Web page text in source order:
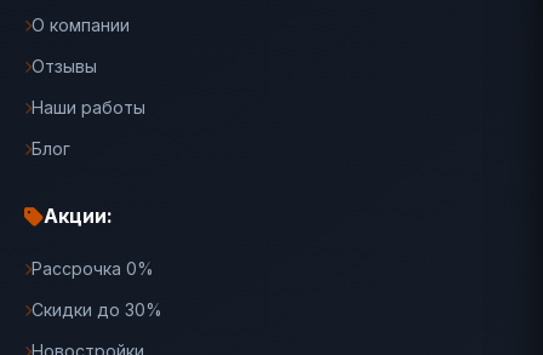
О компании
Отзывы
Наши работы
Блог
Акции:
Рассрочка 0%
Скидки до 30%
Новостройки